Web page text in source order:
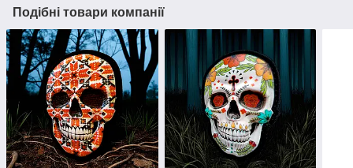
Подібні товари компанії